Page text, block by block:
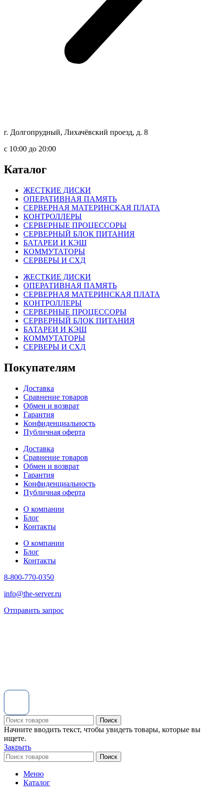
г. Долгопрудный, Лихачёвский проезд, д. 8
c 10:00 до 20:00
Каталог
ЖЕСТКИЕ ДИСКИ
ОПЕРАТИВНАЯ ПАМЯТЬ
СЕРВЕРНАЯ МАТЕРИНСКАЯ ПЛАТА
КОНТРОЛЛЕРЫ
СЕРВЕРНЫЕ ПРОЦЕССОРЫ
СЕРВЕРНЫЙ БЛОК ПИТАНИЯ
БАТАРЕИ И КЭШ
КОММУТАТОРЫ
СЕРВЕРЫ И СХД
ЖЕСТКИЕ ДИСКИ
ОПЕРАТИВНАЯ ПАМЯТЬ
СЕРВЕРНАЯ МАТЕРИНСКАЯ ПЛАТА
КОНТРОЛЛЕРЫ
СЕРВЕРНЫЕ ПРОЦЕССОРЫ
СЕРВЕРНЫЙ БЛОК ПИТАНИЯ
БАТАРЕИ И КЭШ
КОММУТАТОРЫ
СЕРВЕРЫ И СХД
Покупателям
Доставка
Сравнение товаров
Обмен и возврат
Гарантия
Конфиденциальность
Публичная оферта
Доставка
Сравнение товаров
Обмен и возврат
Гарантия
Конфиденциальность
Публичная оферта
О компании
Блог
Контакты
О компании
Блог
Контакты
8-800-770-0350
info@the-server.ru
Отправить запрос
Поиск
Начните вводить текст, чтобы увидеть товары, которые вы
ищете.
Закрыть
Поиск
Меню
Каталог